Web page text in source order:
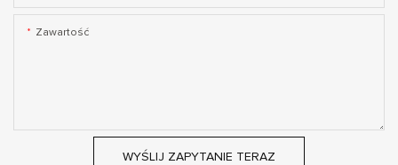
Zawartość
WYŚLIJ ZAPYTANIE TERAZ